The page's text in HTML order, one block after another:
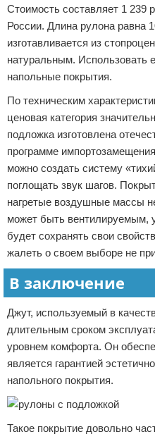
Стоимость составляет 1 239
России. Длина рулона равна
изготавливается из
натуральным. Использовать
напольные покрытия.
По техническим
ценовая категория
подложка изготовлена
программе
можно создать систему
поглощать звук шагов.
нагретые воздушные массы
может быть вентилируемым,
будет сохранять свои
жалеть о своем выборе не
В заключение
Джут, используемый в
длительным сроком
уровнем комфорта. Он
является гарантией
напольного покрытия.
Такое покрытие довольно